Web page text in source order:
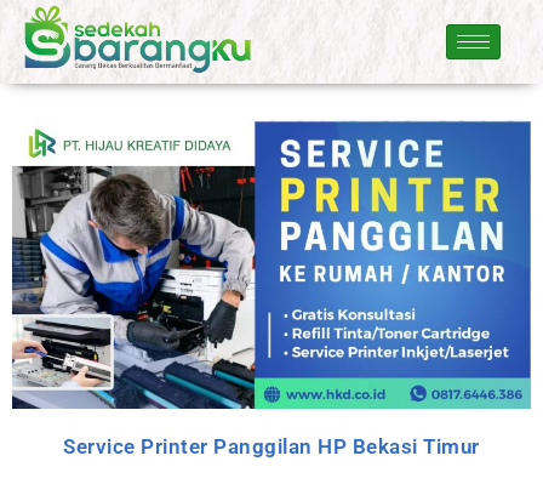
Service Printer Panggilan HP Bekasi Timur